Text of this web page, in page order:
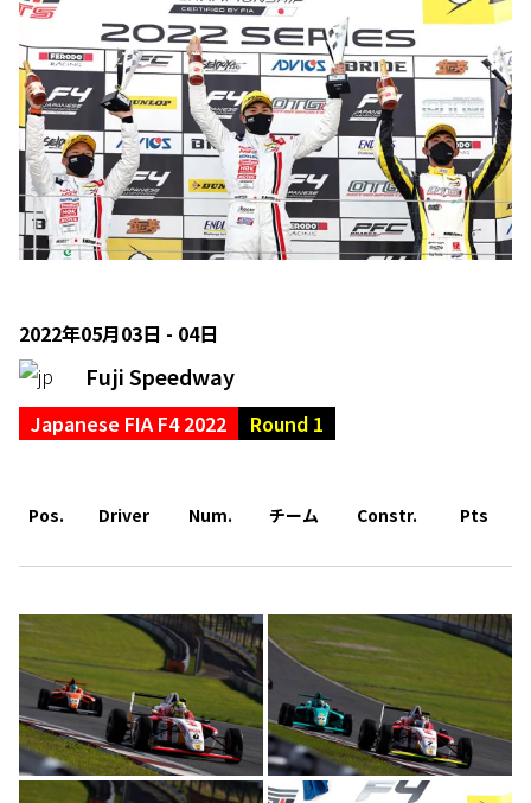
2022年05月03日 - 04日
Fuji Speedway
Japanese FIA F4 2022 Round 1
Pos. Driver Num. チーム Constr. Pts